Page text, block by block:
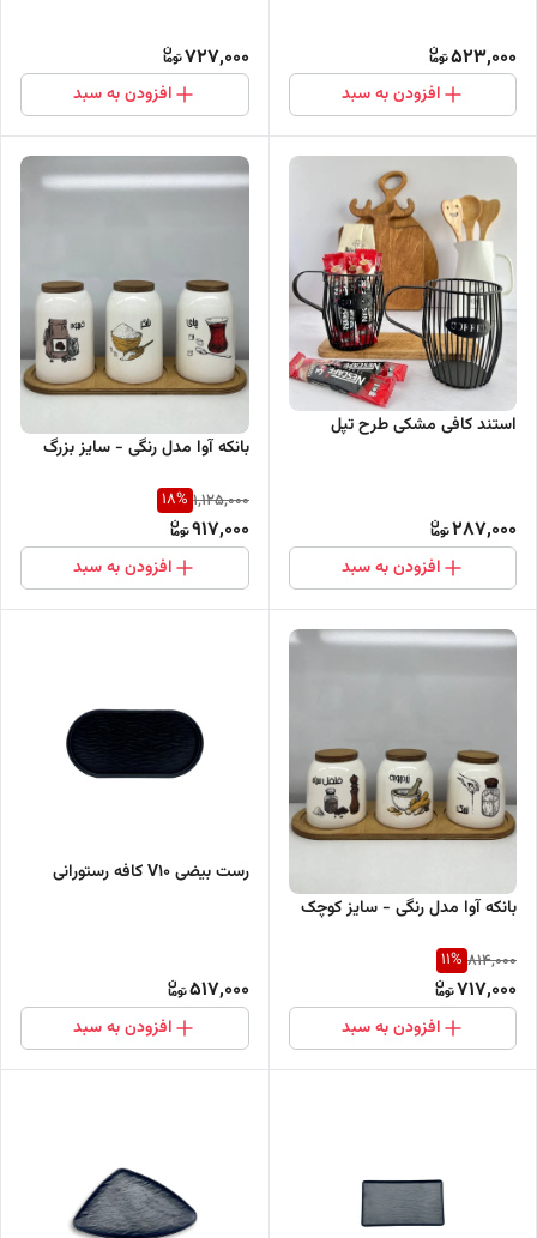
523,000
افزودن به سبد
727,000
افزودن به سبد
استند کافی مشکی طرح تپل
287,000
افزودن به سبد
بانکه آوا مدل رنگی - سایز بزرگ
1,125,000
18%
917,000
افزودن به سبد
بانکه آوا مدل رنگی - سایز کوچک
814,000
11%
717,000
افزودن به سبد
رست بیضی V10 کافه رستورانی
517,000
افزودن به سبد